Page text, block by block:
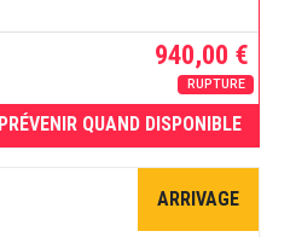
940,00 €
RUPTURE
QUAND DISPONIBLE
ARRIVAGE